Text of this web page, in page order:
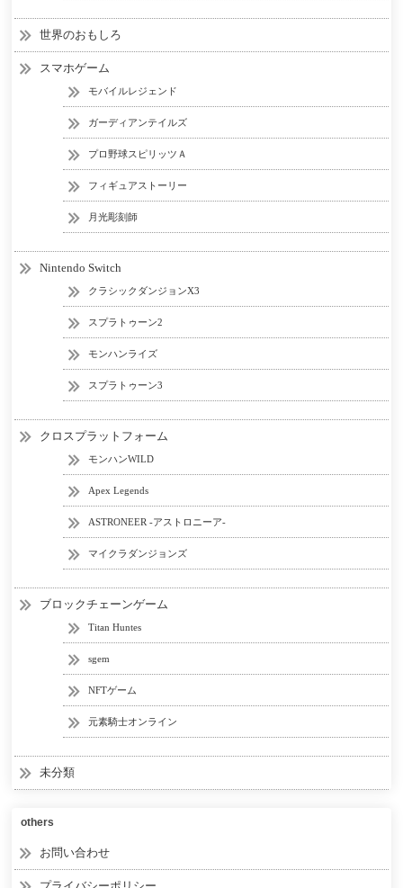
世界のおもしろ
スマホゲーム
モバイルレジェンド
ガーディアンテイルズ
プロ野球スピリッツＡ
フィギュアストーリー
月光彫刻師
Nintendo Switch
クラシックダンジョンX3
スプラトゥーン2
モンハンライズ
スプラトゥーン3
クロスプラットフォーム
モンハンWILD
Apex Legends
ASTRONEER -アストロニーア-
マイクラダンジョンズ
ブロックチェーンゲーム
Titan Huntes
sgem
NFTゲーム
元素騎士オンライン
未分類
others
お問い合わせ